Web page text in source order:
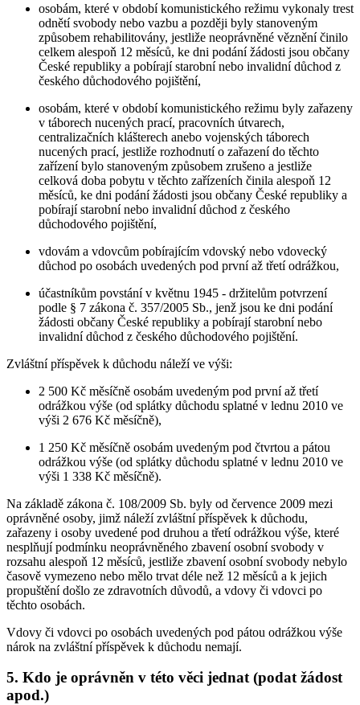
osobám, které v období komunistického režimu vykonaly trest
odnětí svobody nebo vazbu a později byly stanoveným
způsobem rehabilitovány, jestliže neoprávněné věznění činilo
celkem alespoň 12 měsíců, ke dni podání žádosti jsou občany
České republiky a pobírají starobní nebo invalidní důchod z
českého důchodového pojištění,
osobám, které v období komunistického režimu byly zařazeny
v táborech nucených prací, pracovních útvarech,
centralizačních klášterech anebo vojenských táborech
nucených prací, jestliže rozhodnutí o zařazení do těchto
zařízení bylo stanoveným způsobem zrušeno a jestliže
celková doba pobytu v těchto zařízeních činila alespoň 12
měsíců, ke dni podání žádosti jsou občany České republiky a
pobírají starobní nebo invalidní důchod z českého
důchodového pojištění,
vdovám a vdovcům pobírajícím vdovský nebo vdovecký
důchod po osobách uvedených pod první až třetí odrážkou,
účastníkům povstání v květnu 1945 - držitelům potvrzení
podle § 7 zákona č. 357/2005 Sb., jenž jsou ke dni podání
žádosti občany České republiky a pobírají starobní nebo
invalidní důchod z českého důchodového pojištění.
Zvláštní příspěvek k důchodu náleží ve výši:
2 500 Kč měsíčně osobám uvedeným pod první až třetí
odrážkou výše (od splátky důchodu splatné v lednu 2010 ve
výši 2 676 Kč měsíčně),
1 250 Kč měsíčně osobám uvedeným pod čtvrtou a pátou
odrážkou výše (od splátky důchodu splatné v lednu 2010 ve
výši 1 338 Kč měsíčně).
Na základě zákona č. 108/2009 Sb. byly od července 2009 mezi
oprávněné osoby, jimž náleží zvláštní příspěvek k důchodu,
zařazeny i osoby uvedené pod druhou a třetí odrážkou výše, které
nesplňují podmínku neoprávněného zbavení osobní svobody v
rozsahu alespoň 12 měsíců, jestliže zbavení osobní svobody nebylo
časově vymezeno nebo mělo trvat déle než 12 měsíců a k jejich
propuštění došlo ze zdravotních důvodů, a vdovy či vdovci po
těchto osobách.
Vdovy či vdovci po osobách uvedených pod pátou odrážkou výše
nárok na zvláštní příspěvek k důchodu nemají.
5. Kdo je oprávněn v této věci jednat (podat žádost
apod.)